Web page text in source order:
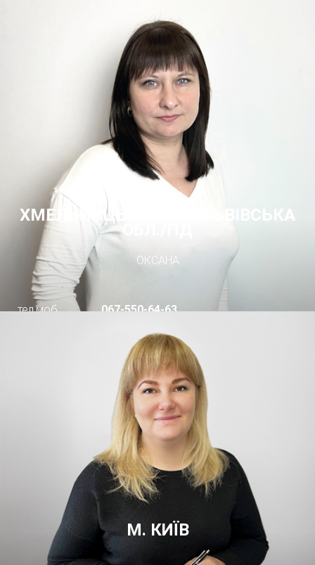
ХМЕЛЬНИЦЬКА ОБЛ., ЛЬВІВСЬКА
ОКСАНА
тел.моб.: 067-550-64-63
М. КИЇВ